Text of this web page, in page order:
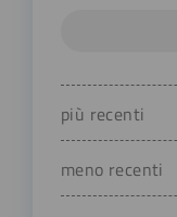
più recenti
meno recenti